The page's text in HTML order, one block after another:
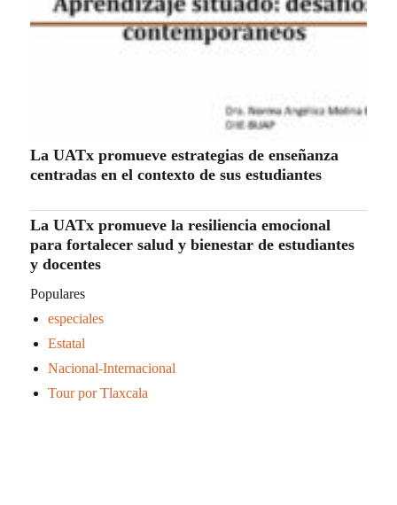
La UATx promueve estrategias de enseñanza
centradas en el contexto de sus estudiantes
La UATx promueve la resiliencia emocional
para fortalecer salud y bienestar de estudiantes
y docentes
Populares
especiales
Estatal
Nacional-Internacional
Tour por Tlaxcala